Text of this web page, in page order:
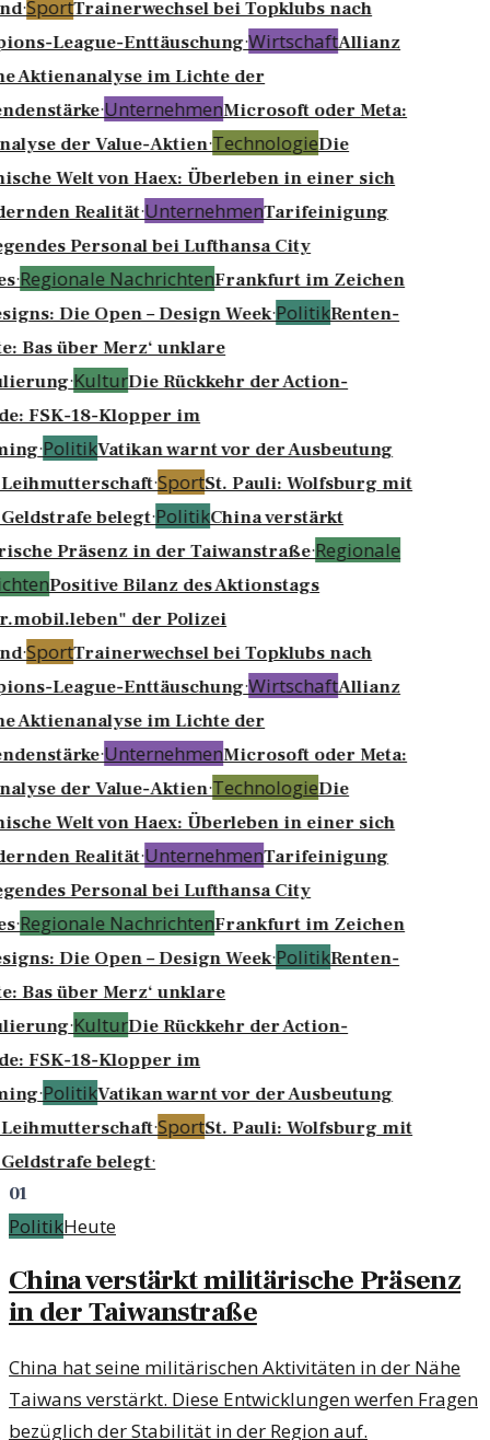
·SportTrainerwechsel bei Topklubs nach
League-Enttäuschung·WirtschaftAllianz
Aktienanalyse im Lichte der
·UnternehmenMicrosoft oder Meta:
der Value-Aktien·TechnologieDie
Welt von Haex: Überleben in einer sich
Realität·UnternehmenTarifeinigung
Personal bei Lufthansa City
·Regionale NachrichtenFrankfurt im Zeichen
Die Open – Design Week·PolitikRenten-
Bas über Merz‘ unklare
·KulturDie Rückkehr der Action-
FSK-18-Klopper im
·PolitikVatikan warnt vor der Ausbeutung
·SportSt. Pauli: Wolfsburg mit
belegt·PolitikChina verstärkt
Präsenz in der Taiwanstraße·Regionale
Positive Bilanz des Aktionstags
der Polizei
·SportTrainerwechsel bei Topklubs nach
League-Enttäuschung·WirtschaftAllianz
Aktienanalyse im Lichte der
·UnternehmenMicrosoft oder Meta:
der Value-Aktien·TechnologieDie
Welt von Haex: Überleben in einer sich
Realität·UnternehmenTarifeinigung
Personal bei Lufthansa City
·Regionale NachrichtenFrankfurt im Zeichen
Die Open – Design Week·PolitikRenten-
Bas über Merz‘ unklare
·KulturDie Rückkehr der Action-
FSK-18-Klopper im
·PolitikVatikan warnt vor der Ausbeutung
·SportSt. Pauli: Wolfsburg mit
belegt·
01
PolitikHeute
China verstärkt militärische Präsenz
in der Taiwanstraße
China hat seine militärischen Aktivitäten in der Nähe
Taiwans verstärkt. Diese Entwicklungen werfen Fragen
bezüglich der Stabilität in der Region auf.